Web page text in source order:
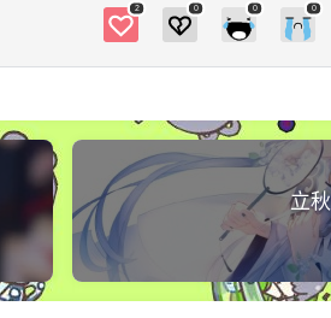
2 0 0 0
扯神话呢？ 洛：要是说神话，这
兽，跟龙可没多大关系。 言：行
还吃什么早餐，这都得吃午餐了
间，啊呀，几个小时就过去了。这
吃中餐了。
立